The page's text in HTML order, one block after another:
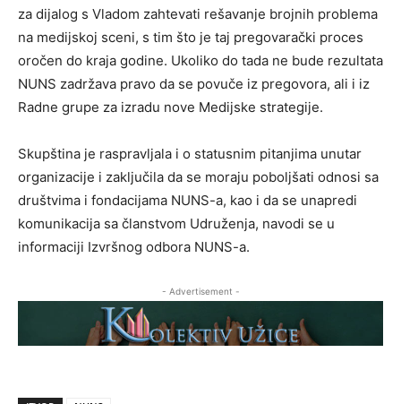
za dijalog s Vladom zahtevati rešavanje brojnih problema
na medijskoj sceni, s tim što je taj pregovarački proces
oročen do kraja godine. Ukoliko do tada ne bude rezultata
NUNS zadržava pravo da se povuče iz pregovora, ali i iz
Radne grupe za izradu nove Medijske strategije.
Skupština je raspravljala i o statusnim pitanjima unutar
organizacije i zaključila da se moraju poboljšati odnosi sa
društvima i fondacijama NUNS-a, kao i da se unapredi
komunikacija sa članstvom Udruženja, navodi se u
informaciji Izvršnog odbora NUNS-a.
- Advertisement -